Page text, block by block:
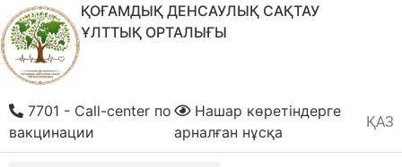
ҚОҒАМДЫҚ ДЕНСАУЛЫҚ САҚТАУ
ҰЛТТЫҚ ОРТАЛЫҒЫ
ҚАЗ
РУС
Нашар көретіндерге
арналған нұсқа
7701 - Call-center по
вакцинации